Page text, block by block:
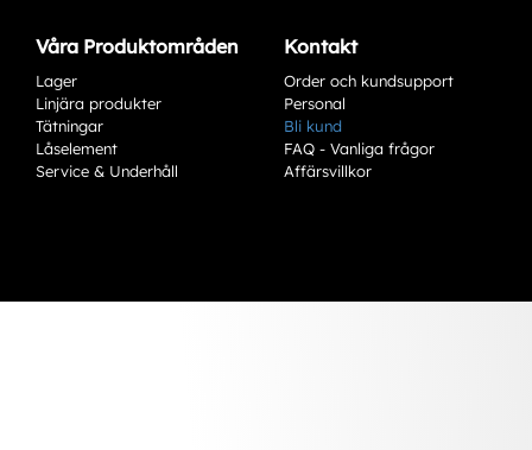
Våra Produktområden
Lager
Linjära produkter
Tätningar
Låselement
Service & Underhåll
Kontakt
Order och kundsupport
Personal
Bli kund
FAQ - Vanliga frågor
Affärsvillkor